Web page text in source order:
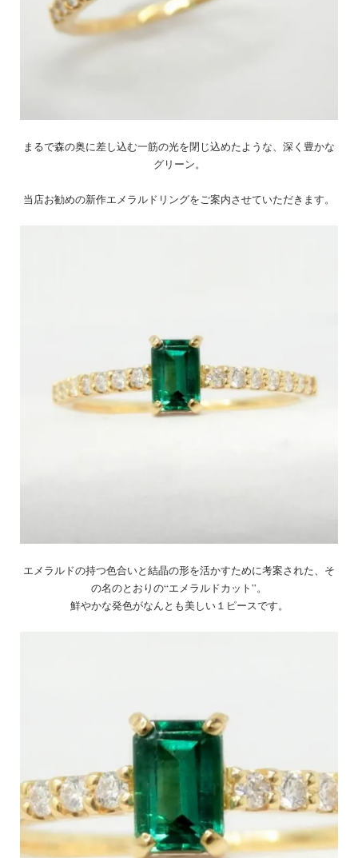
まるで森の奥に差し込む一筋の光を閉じ込めたような、深く豊かな
グリーン。
当店お勧めの新作エメラルドリングをご案内させていただきます。
エメラルドの持つ色合いと結晶の形を活かすために考案された、そ
の名のとおりの“エメラルドカット”。
鮮やかな発色がなんとも美しい１ピースです。